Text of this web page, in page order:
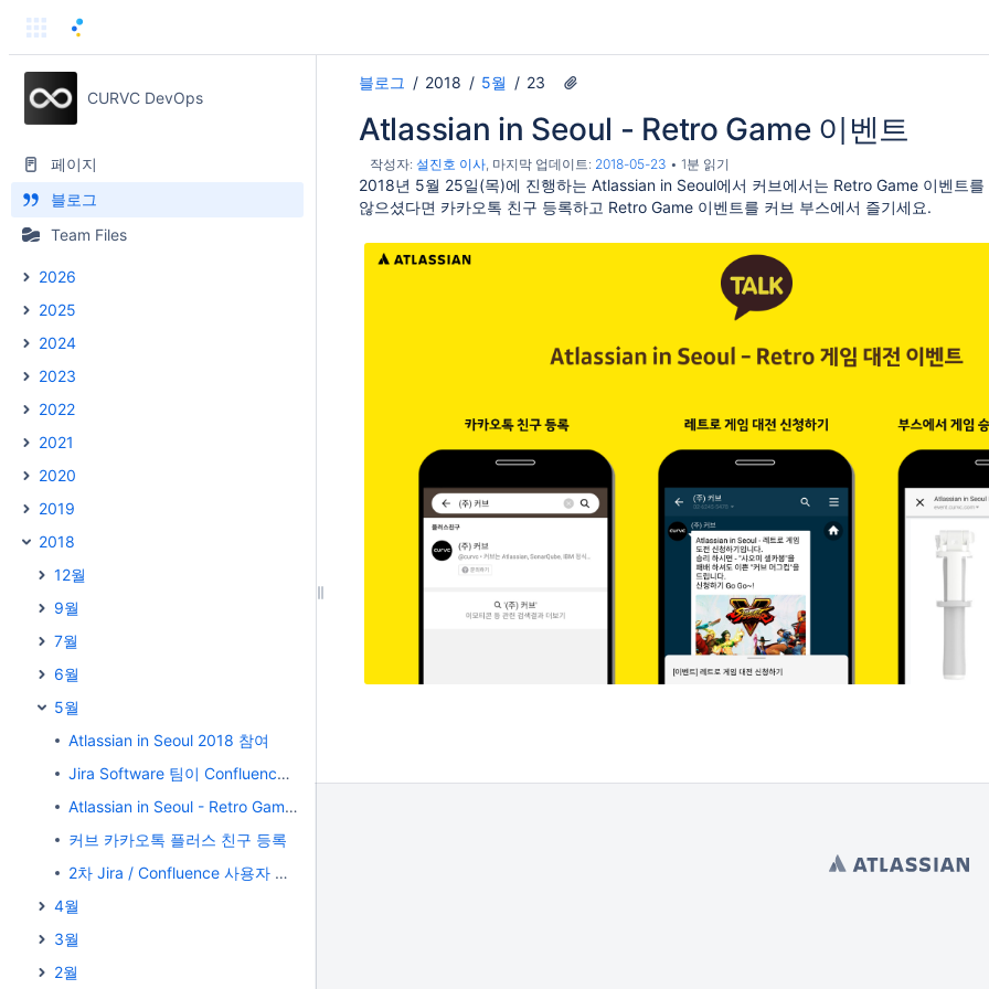
CURVC DevOps
페이지
블로그
Team Files
2026
2025
2024
2023
2022
2021
2020
2019
2018
12월
9월
7월
6월
5월
Atlassian in Seoul 2018 참여
Jira Software 팀이 Confluence를 사용해야하는 5가지 이유
Atlassian in Seoul - Retro Game 이벤트
커브 카카오톡 플러스 친구 등록
2차 Jira / Confluence 사용자 무료 교육
4월
3월
2월
블로그 2018 5월 23
Atlassian in Seoul - Retro Game 이벤트
작성자: 설진호 이사, 마지막 업데이트: 2018-05-23 1분 읽기
2018년 5월 25일(목)에 진행하는 Atlassian in Seoul에서 커브에서는 Retro Game 이벤트
않으셨다면 카카오톡 친구 등록하고 Retro Game 이벤트를 커브 부스에서 즐기세요.